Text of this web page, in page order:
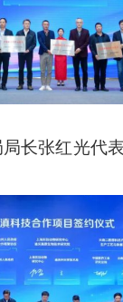
长张红光代